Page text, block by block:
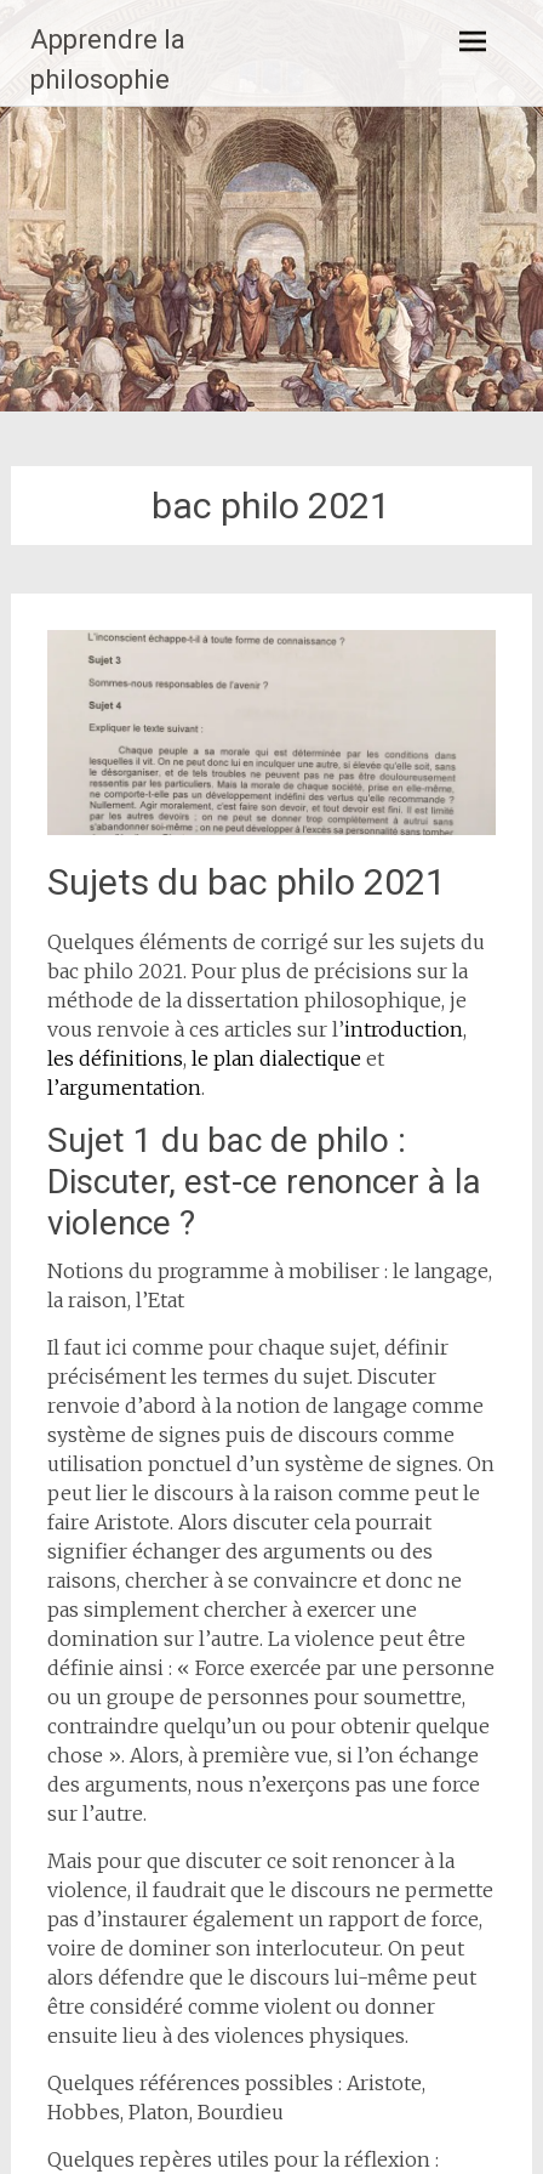
contenu
principal
Apprendre la
philosophie
bac philo 2021
Sujets du bac philo 2021
Quelques éléments de corrigé sur les sujets du
bac philo 2021. Pour plus de précisions sur la
méthode de la dissertation philosophique, je
vous renvoie à ces articles sur l’introduction,
les définitions, le plan dialectiqueet
l’argumentation.
Sujet 1 du bac de philo :
Discuter, est-ce renoncer à la
violence ?
Notions du programme à mobiliser : le langage,
la raison, l’Etat
Il faut ici comme pour chaque sujet, définir
précisément les termes du sujet. Discuter
renvoie d’abord à la notion de langage comme
système de signes puis de discours comme
utilisation ponctuel d’un système de signes. On
peut lier le discours à la raison comme peut le
faire Aristote. Alors discuter cela pourrait
signifier échanger des arguments ou des
raisons, chercher à se convaincre et donc ne
pas simplement chercher à exercer une
domination sur l’autre. La violence peut être
définie ainsi : « Force exercée par une personne
ou un groupe de personnes pour soumettre,
contraindre quelqu’un ou pour obtenir quelque
chose ». Alors, à première vue, si l’on échange
des arguments, nous n’exerçons pas une force
sur l’autre.
Mais pour que discuter ce soit renoncer à la
violence, il faudrait que le discours ne permette
pas d’instaurer également un rapport de force,
voire de dominer son interlocuteur. On peut
alors défendre que le discours lui-même peut
être considéré comme violent ou donner
ensuite lieu à des violences physiques.
Quelques références possibles : Aristote,
Hobbes, Platon, Bourdieu
Quelques repères utiles pour la réflexion :